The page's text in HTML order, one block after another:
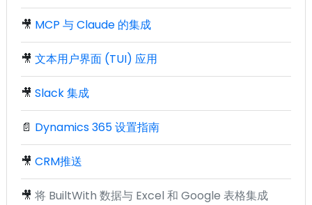
🎥 MCP 与 Claude 的集成
🎥 文本用户界面 (TUI) 应用
🎥 Slack 集成
📄 Dynamics 365 设置指南
🎥 CRM推送
🎥 将 BuiltWith 数据与 Excel 和 Google 表格集成